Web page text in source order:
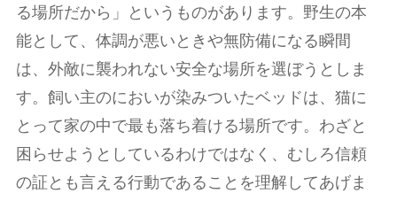
る場所だから」というものがあります。野生の本
能として、体調が悪いときや無防備になる瞬間
は、外敵に襲われない安全な場所を選ぼうとしま
す。飼い主のにおいが染みついたベッドは、猫に
とって家の中で最も落ち着ける場所です。わざと
困らせようとしているわけではなく、むしろ信頼
の証とも言える行動であることを理解してあげま